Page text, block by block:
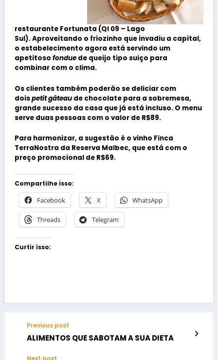
restaurante Fortunata (QI 09 – Lago
Sul). Aproveitando o friozinho que invadiu a capital,
o estabelecimento agora está servindo um
apetitoso fondue de queijo tipo suiço para
combinar com o clima.
Os clientes também poderão se deliciar com
doispetit gâteau de chocolate para a sobremesa,
grande sucesso da casa que já está incluso. O menu
serve duas pessoas com o valor de R$89.
Para harmonizar, a sugestão é o vinho Finca
TerraNostra da Reserva Malbec, que está com o
preço promocional de R$69.
Compartilhe isso:
Facebook X WhatsApp
Threads Telegram
Curtir isso:
Previous post
ALIMENTOS QUE SABOTAM A SUA DIETA
Next post